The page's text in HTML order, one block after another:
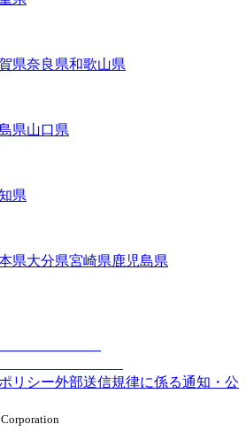
県奈良県和歌山県
県山口県
県
県大分県宮崎県鹿児島県
リシー外部送信規律に係る通知・公